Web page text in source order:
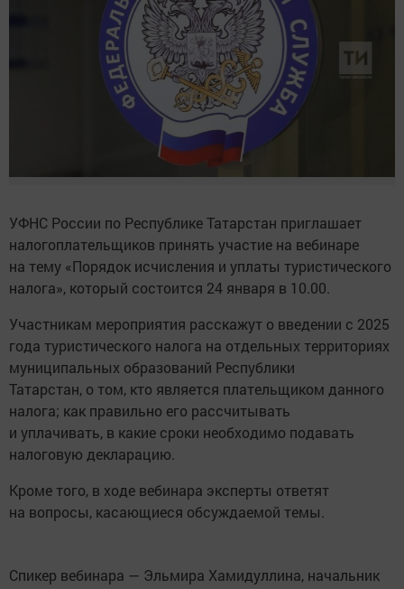
УФНС России по Республике Татарстан приглашает
налогоплательщиков принять участие на вебинаре
на тему «Порядок исчисления и уплаты туристического
налога», который состоится 24 января в 10.00.
Участникам мероприятия расскажут о введении с 2025
года туристического налога на отдельных территориях
муниципальных образований Республики
Татарстан, о том, кто является плательщиком данного
налога; как правильно его рассчитывать
и уплачивать, в какие сроки необходимо подавать
налоговую декларацию.
Кроме того, в ходе вебинара эксперты ответят
на вопросы, касающиеся обсуждаемой темы.
Спикер вебинара — Эльмира Хамидуллина, начальник